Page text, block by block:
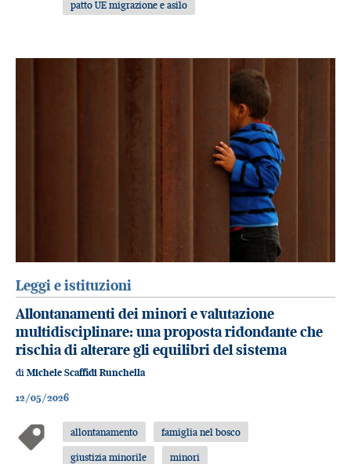
patto UE migrazione e asilo
Leggi e istituzioni
Allontanamenti dei minori e valutazione
multidisciplinare: una proposta ridondante che
rischia di alterare gli equilibri del sistema
di Michele Scaffidi Runchella
12/05/2026
allontanamento
famiglia nel bosco
giustizia minorile
minori